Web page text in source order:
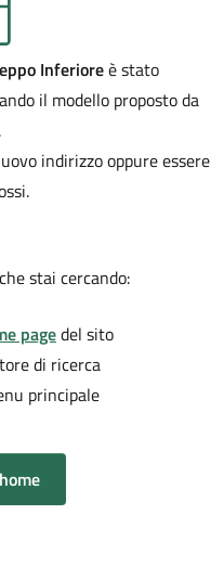
Inferioreè stato
il modello proposto da
indirizzo oppure essere
stai cercando:
pagedel sito
di ricerca
principale